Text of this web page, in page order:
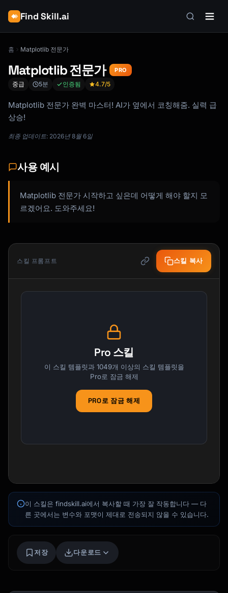
Find Skill.ai
홈 Matplotlib 전문가
Matplotlib 전문가 PRO
중급 5분 인증됨 4.7/5
Matplotlib 전문가 완벽 마스터! AI가 옆에서 코칭해줌. 실력 급
상승!
최종 업데이트: 2026년 8월 6일
사용 예시
Matplotlib 전문가 시작하고 싶은데 어떻게 해야 할지 모
르겠어요. 도와주세요!
스킬 프롬프트 스킬 복사
Pro 스킬
이 스킬 템플릿과 1049개 이상의 스킬 템플릿을
Pro로 잠금 해제
PRO로 잠금 해제
이 스킬은 findskill.ai에서 복사할 때 가장 잘 작동합니다 — 다
른 곳에서는 변수와 포맷이 제대로 전송되지 않을 수 있습니다.
저장 다운로드
Kai
코스 찾기 · 도와드릴게요